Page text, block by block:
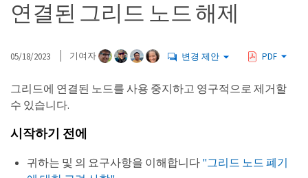
연결된 그리드 노드 해제
05/18/2023 기여자 변경 제안 PDF
그리드에 연결된 노드를 사용 중지하고 영구적으로 제거할
수 있습니다.
시작하기 전에
귀하는 및 의 요구사항을 이해합니다 "그리드 노드 폐기